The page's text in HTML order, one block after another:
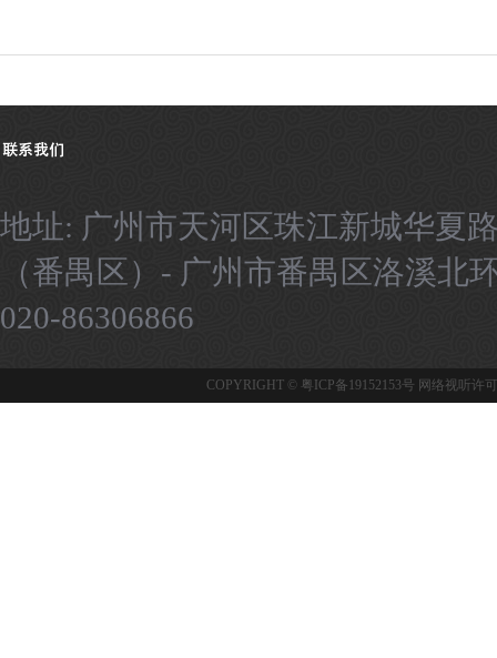
地址: 广州市天河区珠江新城华
（番禺区）- 广州市番禺区洛溪
020-86306866
COPYRIGHT © 粤ICP备19152153号 网络视听许